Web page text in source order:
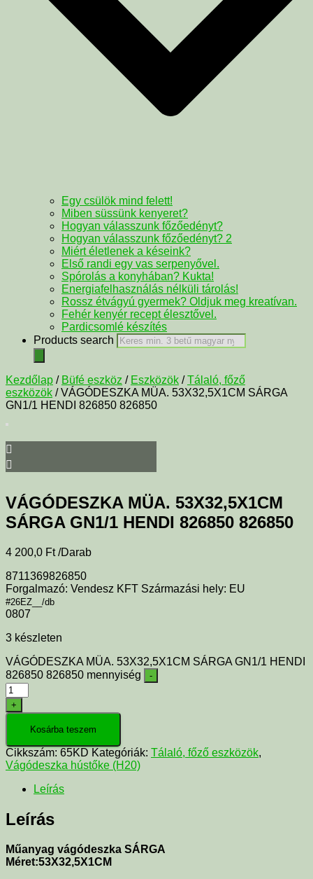
Egy csülök mind felett!
Miben süssünk kenyeret?
Hogyan válasszunk főzőedényt?
Hogyan válasszunk főzőedényt? 2
Miért életlenek a késeink?
Első randi egy vas serpenyővel.
Spórolás a konyhában? Kukta!
Energiafelhasználás nélküli tárolás!
Rossz étvágyú gyermek? Oldjuk meg kreatívan.
Fehér kenyér recept élesztővel.
Pardicsomlé készítés
Products search
Kezdőlap / Büfé eszköz / Eszközök /Tálaló, főző
eszközök / VÁGÓDESZKA MÜA. 53X32,5X1CM SÁRGA
GN1/1 HENDI 826850 826850
VÁGÓDESZKA MÜA. 53X32,5X1CM
SÁRGA GN1/1 HENDI 826850 826850
4 200,0 Ft /Darab
8711369826850
Forgalmazó: Vendesz KFT Származási hely: EU
#26EZ__/db
0807
3 készleten
VÁGÓDESZKA MÜA. 53X32,5X1CM SÁRGA GN1/1 HENDI
826850 826850 mennyiség
-
+
Kosárba teszem
Cikkszám: 65KD Kategóriák: Tálaló, főző eszközök,
Vágódeszka hústőke (H20)
Leírás
Leírás
Műanyag vágódeszka SÁRGA
Méret:53X32,5X1CM